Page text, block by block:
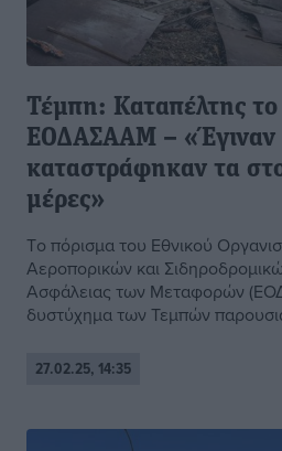
Τέμπη: Καταπέλτης
ΕΟΔΑΣΑΑΜ – «Έγιναν
καταστράφηκαν τα
μέρες»
Tο πόρισμα του Εθνικού
Αεροπορικών και
Ασφάλειας των Μεταφορών
δυστύχημα των Τεμπών
27.02.25, 14:35